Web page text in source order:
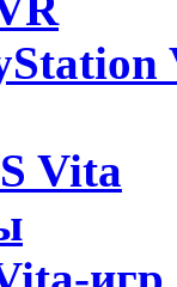
Vita